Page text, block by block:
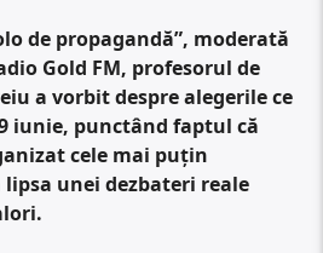
de propagandă”, moderată
Gold FM, profesorul de
a vorbit despre alegerile ce
iunie, punctând faptul că
cele mai puțin
unei dezbateri reale